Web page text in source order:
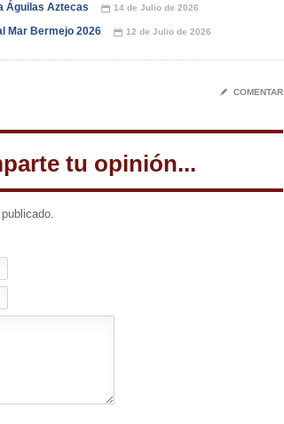
Águilas Aztecas 📅 14 de Julio de 2026
Mar Bermejo 2026 📅 12 de Julio de 2026
✎ COMENTAR
tu opinión...